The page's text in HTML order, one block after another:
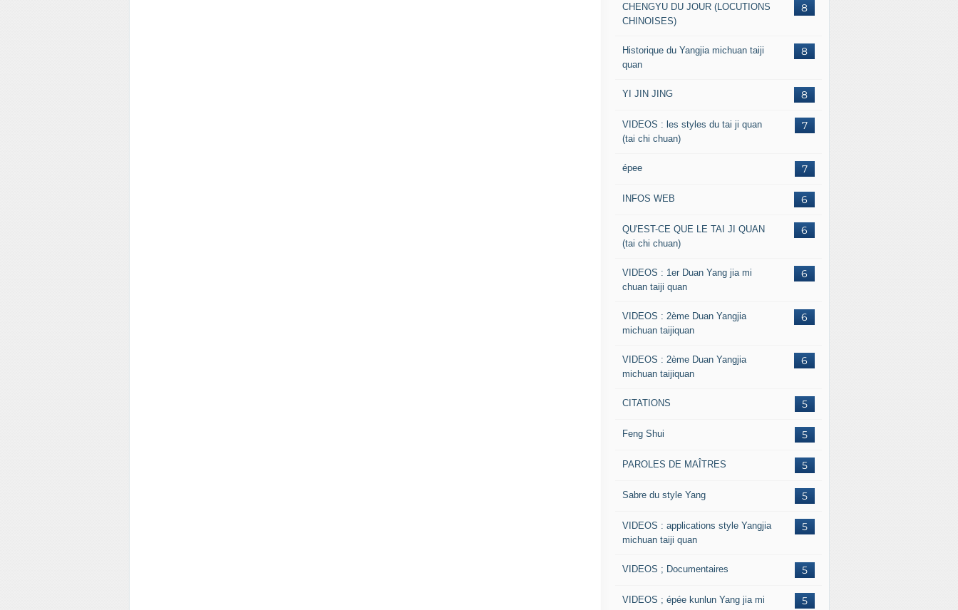
8
CHENGYU DU JOUR (LOCUTIONS
CHINOISES)
8
Historique du Yangjia michuan taiji
quan
8
YI JIN JING
7
VIDEOS : les styles du tai ji quan
(tai chi chuan)
7
épee
6
INFOS WEB
6
QU'EST-CE QUE LE TAI JI QUAN
(tai chi chuan)
6
VIDEOS : 1er Duan Yang jia mi
chuan taiji quan
6
VIDEOS : 2ème Duan Yangjia
michuan taijiquan
6
VIDEOS : 2ème Duan Yangjia
michuan taijiquan
5
CITATIONS
5
Feng Shui
5
PAROLES DE MAÎTRES
5
Sabre du style Yang
5
VIDEOS : applications style Yangjia
michuan taiji quan
5
VIDEOS ; Documentaires
5
VIDEOS ; épée kunlun Yang jia mi